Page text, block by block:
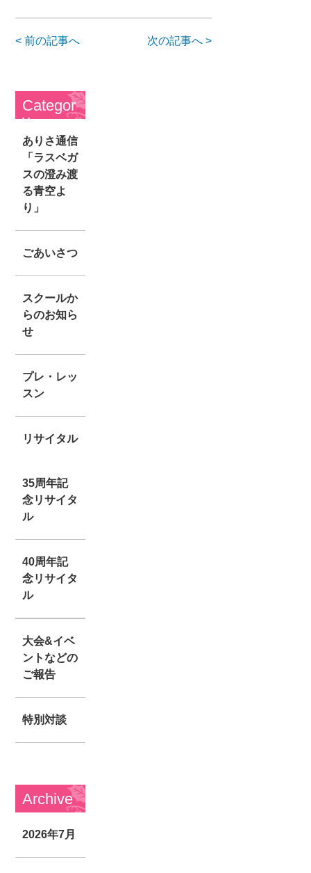
< 前の記事へ 次の記事へ >
Categor
y
ありさ通信
「ラスベガ
スの澄み渡
る青空よ
り」
ごあいさつ
スクールか
らのお知ら
せ
プレ・レッ
スン
リサイタル
35周年記
念リサイタ
ル
40周年記
念リサイタ
ル
大会&イベ
ントなどの
ご報告
特別対談
Archive
2026年7月